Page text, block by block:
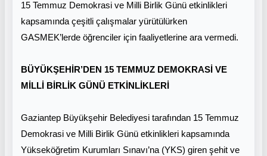
15 Temmuz Demokrasi ve Milli Birlik Günü etkinlikleri
kapsamında çeşitli çalışmalar yürütülürken
GASMEK’lerde öğrenciler için faaliyetlerine ara vermedi.
BÜYÜKŞEHİR’DEN 15 TEMMUZ DEMOKRASİ VE
MİLLİ BİRLİK GÜNÜ ETKİNLİKLERİ
Gaziantep Büyükşehir Belediyesi tarafından 15 Temmuz
Demokrasi ve Milli Birlik Günü etkinlikleri kapsamında
Yükseköğretim Kurumları Sınavı’na (YKS) giren şehit ve